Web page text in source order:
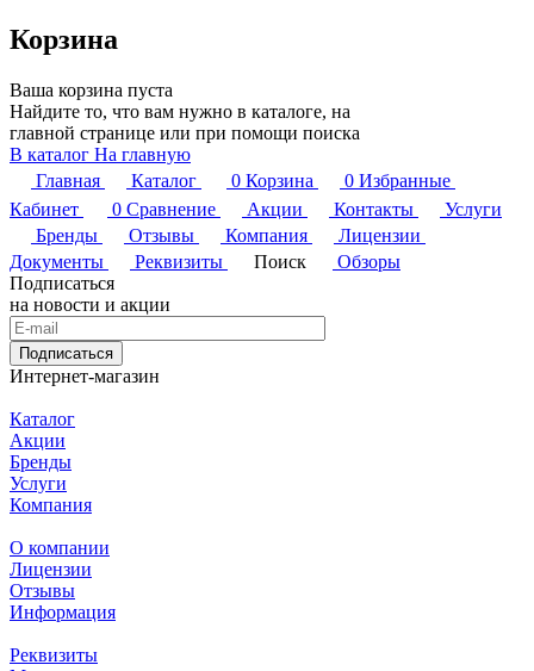
Корзина
Ваша корзина пуста
Найдите то, что вам нужно в каталоге, на
главной странице или при помощи поиска
В каталог На главную
Главная
Каталог 0 Корзина 0 Избранные
Кабинет
0 Сравнение Акции Контакты
Услуги
Бренды
Отзывы Компания
Лицензии
Документы
Реквизиты Поиск
Обзоры
Подписаться
на новости и акции
Подписаться
Интернет-магазин
Каталог
Акции
Бренды
Услуги
Компания
О компании
Лицензии
Отзывы
Информация
Реквизиты